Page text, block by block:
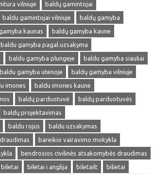
vilniuje
baldų gamintojai
baldu gamintojai vilniuje
baldų gamyba
kaunas
baldų gamyba kaune
baldu gamyba pagal uzsakyma
baldu gamyba plungeje
baldu gamyba siauliai
baldu gamyba utenoje
baldų gamyba vilniuje
imones
baldu imones kaune
baldų parduotuvė
baldų parduotuvės
baldų projektavimas
baldu rojus
baldu uzsakymas
bareikio vairavimo mokykla
bendrosios civilinės atsakomybės draudimas
biletai biletai i anglija biletailt
bilietai